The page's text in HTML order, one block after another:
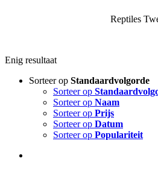
Reptiles
Enig resultaat
Sorteer op Standaardvolgorde
Sorteer op
Sorteer op Naam
Sorteer op Prijs
Sorteer op Datum
Sorteer op Populariteit